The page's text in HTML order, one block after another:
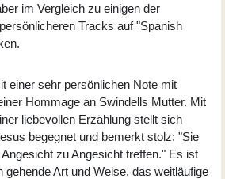
im Vergleich zu einigen der
Tracks auf "Spanish
einer sehr persönlichen Note mit
Hommage an Swindells Mutter. Mit
liebevollen Erzählung stellt sich
begegnet und bemerkt stolz: "Sie
zu Angesicht treffen." Es ist
gehende Art und Weise, das weitläufige